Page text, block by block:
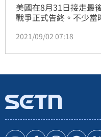
美國在8月31日接走最
戰爭正式告終。不少
員，是曾經救過美國總
（記者　陳佳鈴）
2021/09/02 07:18